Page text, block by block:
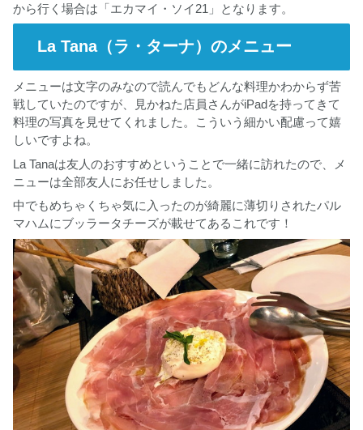
から行く場合は「エカマイ・ソイ21」となります。
La Tana（ラ・ターナ）のメニュー
メニューは文字のみなので読んでもどんな料理かわからず苦
戦していたのですが、見かねた店員さんがiPadを持ってきて
料理の写真を見せてくれました。こういう細かい配慮って嬉
しいですよね。
La Tanaは友人のおすすめということで一緒に訪れたので、メ
ニューは全部友人にお任せしました。
中でもめちゃくちゃ気に入ったのが綺麗に薄切りされたパル
マハムにブッラータチーズが載せてあるこれです！